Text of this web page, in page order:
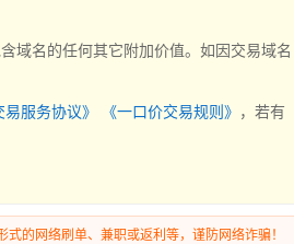
域名的任何其它附加价值。如因交易域名
易服务协议》 《一口价交易规则》 ，若有
的网络刷单、兼职或返利等，谨防网络诈骗！